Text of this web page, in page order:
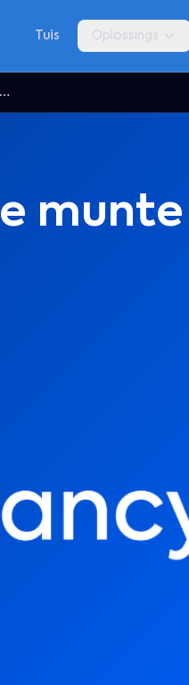
Tuis Oplossings
Stort stabiele munte op Coinstancy